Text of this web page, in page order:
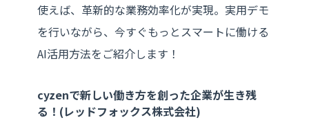
使えば、革新的な業務効率化が実現。実用デモ
を行いながら、今すぐもっとスマートに働ける
AI活用方法をご紹介します！
cyzenで新しい働き方を創った企業が生き残
る！(レッドフォックス株式会社)